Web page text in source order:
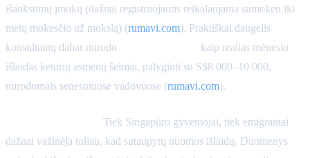
išankstinių įmokų (dažnai registruojantis reikalaujama sumokėti iki
metų mokesčio už mokslą) (rumavi.com). Praktiškai daugelis
konsultantų dabar nurodo
kaip realias mėnesio
išlaidas keturių asmenų šeimai, palyginti su S$8 000–10 000,
nurodomais senesniuose vadovuose (rumavi.com).
Tiek Singapūro gyventojai, tiek emigrantai
dažnai važinėja toliau, kad sutaupytų nuomos išlaidų. Duomenys